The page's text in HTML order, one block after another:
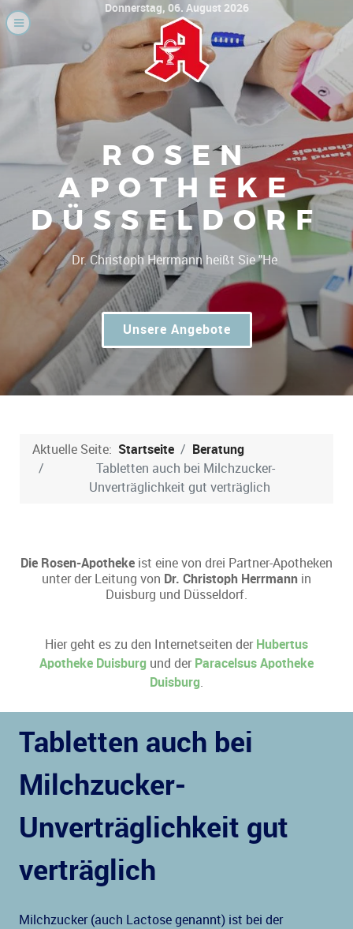
Donnerstag, 06. August 2026
ROSEN
APOTHEKE
DÜSSELDORF
Gu|
Unsere Angebote
Aktuelle Seite: Startseite
Beratung
Tabletten auch bei Milchzucker-
Unverträglichkeit gut verträglich
Die Rosen-Apotheke ist eine von drei Partner-Apotheken
unter der Leitung von Dr. Christoph Herrmann in
Duisburg und Düsseldorf.
Hier geht es zu den Internetseiten der Hubertus
Apotheke Duisburg und der Paracelsus Apotheke
Duisburg.
Tabletten auch bei
Milchzucker-
Unverträglichkeit gut
verträglich
Milchzucker (auch Lactose genannt) ist bei der